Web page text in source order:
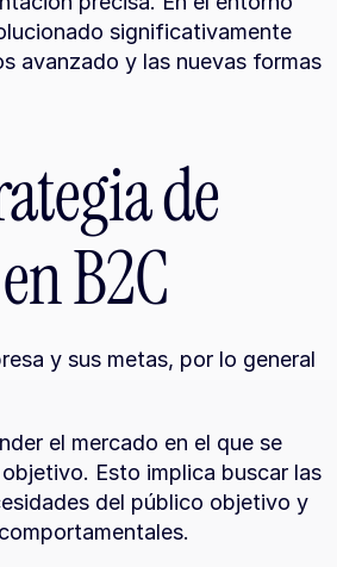
significativamente
avanzado y las nuevas formas
de
B2C
y sus metas, por lo general
el mercado en el que se
Esto implica buscar las
del público objetivo y